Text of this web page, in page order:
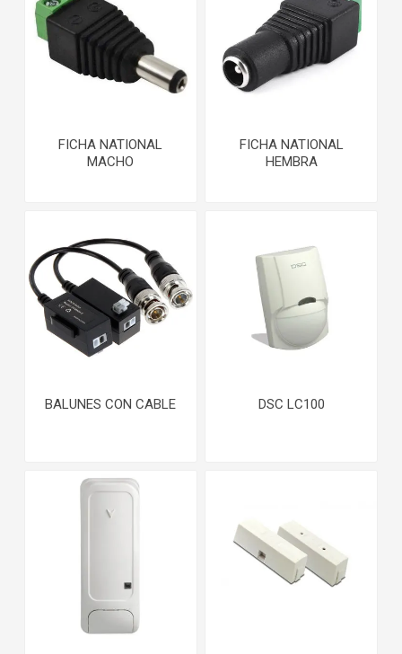
FICHA NATIONAL
MACHO
FICHA NATIONAL
HEMBRA
BALUNES CON CABLE DSC LC100